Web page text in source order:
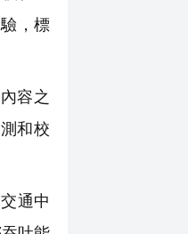
，標
容之
和校
通中